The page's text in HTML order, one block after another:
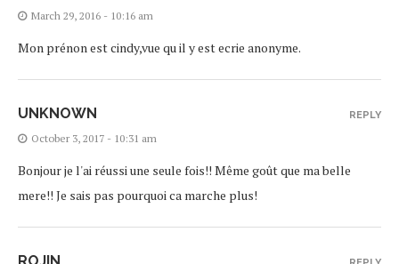
March 29, 2016 - 10:16 am
Mon prénon est cindy,vue qu il y est ecrie anonyme.
UNKNOWN
October 3, 2017 - 10:31 am
Bonjour je l'ai réussi une seule fois!! Même goût que ma belle
mere!! Je sais pas pourquoi ca marche plus!
REPLY
ROJIN